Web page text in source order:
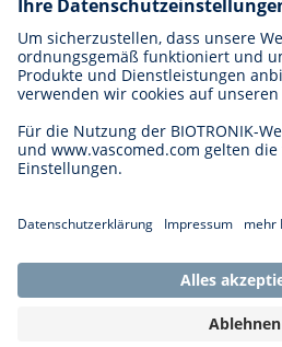
Karriere bei BIOTRONIK
Einstieg
Bewerbung
Karrierechancen
Cookie-Einstellungen
Rechtliche Hinweise